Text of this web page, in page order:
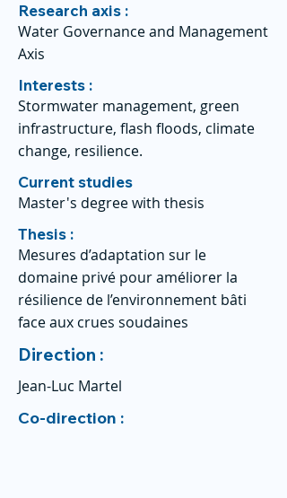
Research axis :
Water Governance and Management
Axis
Interests :
Stormwater management, green
infrastructure, flash floods, climate
change, resilience.
Current studies
Master's degree with thesis
Thesis :
Mesures d’adaptation sur le
domaine privé pour améliorer la
résilience de l’environnement bâti
face aux crues soudaines
Direction :
Jean-Luc Martel
Co-direction :